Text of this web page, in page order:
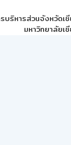
บริหารส่วนจังหวัดเ
มหาวิทยาลัยเ